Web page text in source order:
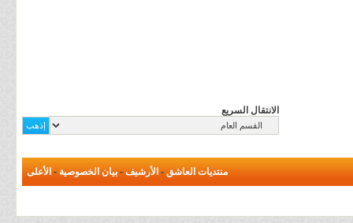
الانتقال السريع
منتديات العاشق - الأرشيف - بيان الخصوصية - الأعلى